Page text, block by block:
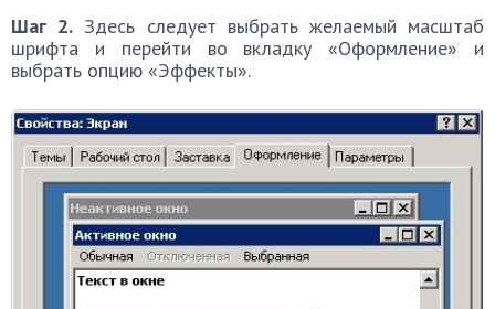
Шаг 2. Здесь следует выбрать желаемый масштаб
шрифта и перейти во вкладку «Оформление» и
выбрать опцию «Эффекты».